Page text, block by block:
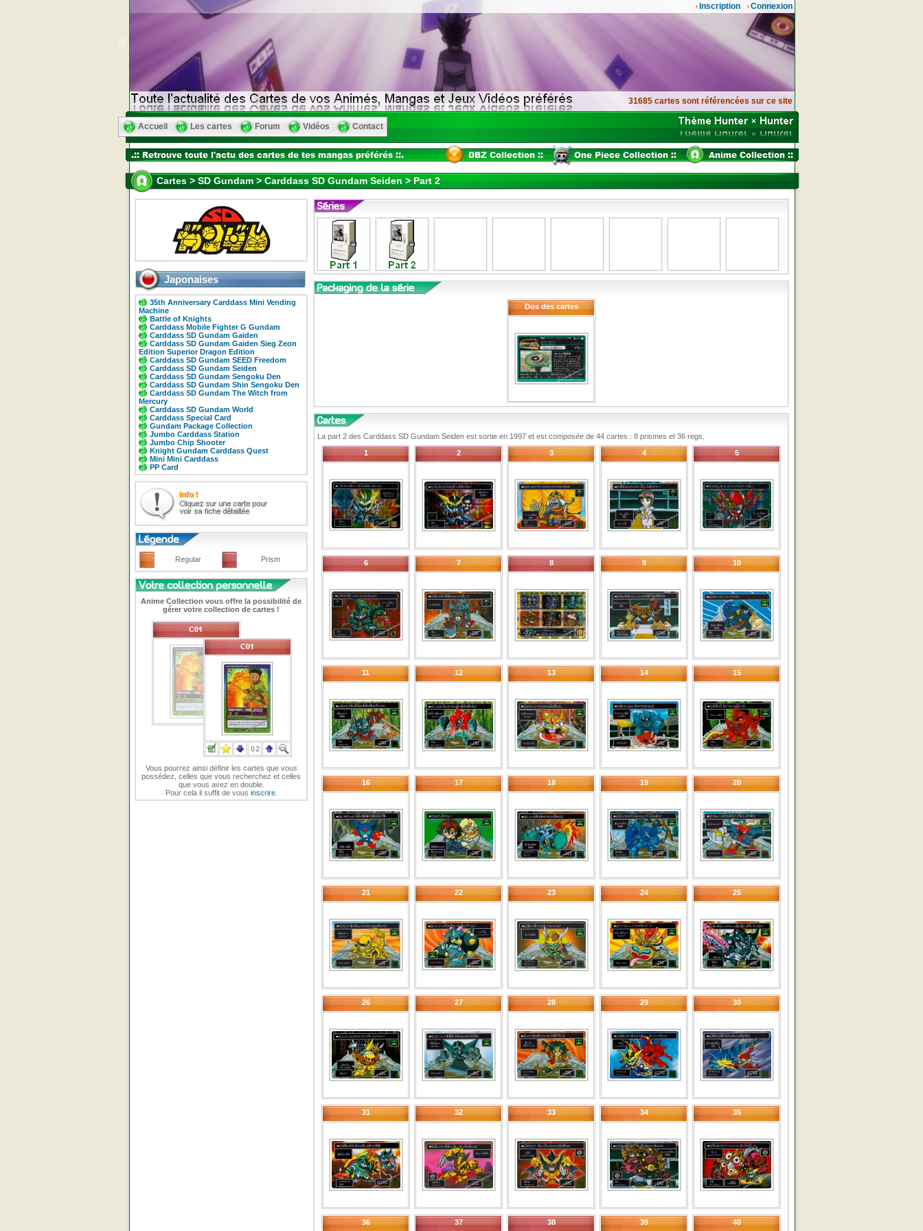
Connexion
Inscription
31685 cartes sont référencées sur ce site
Accueil Les cartes Forum Vidéos Contact
Cartes > SD Gundam > Carddass SD Gundam Seiden > Part 2
Japonaises
35th Anniversary Carddass Mini Vending
Machine
Battle of Knights
Carddass Mobile Fighter G Gundam
Carddass SD Gundam Gaiden
Carddass SD Gundam Gaiden Sieg Zeon
Edition Superior Dragon Edition
Carddass SD Gundam SEED Freedom
Carddass SD Gundam Seiden
Carddass SD Gundam Sengoku Den
Carddass SD Gundam Shin Sengoku Den
Carddass SD Gundam The Witch from
Mercury
Carddass SD Gundam World
Carddass Special Card
Gundam Package Collection
Jumbo Carddass Station
Jumbo Chip Shooter
Knight Gundam Carddass Quest
Mini Mini Carddass
PP Card
Regular Prism
Anime Collection vous offre la possibilité de
gérer votre collection de cartes !
Vous pourrez ainsi définir les cartes que vous
possédez, celles que vous recherchez et celles
que vous avez en double.
Pour cela il suffit de vous inscrire.
Dos des cartes
La part 2 des Carddass SD Gundam Seiden est sortie en 1997 et est composée de 44 cartes : 8 prismes et 36 regs.
1
2 3 4 5
6 7 8 9 10
11 12 13 14 15
16 17 18 19 20
21 22 23 24 25
26 27 28 29 30
31 32 33 34 35
36 37 38 39 40